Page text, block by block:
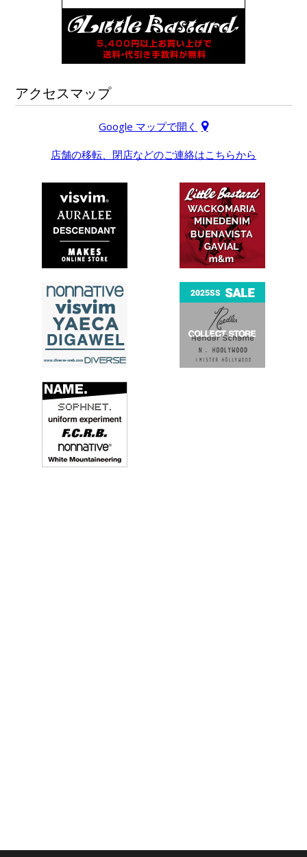
アクセスマップ
Google マップで開く
店舗の移転、閉店などのご連絡はこちらから